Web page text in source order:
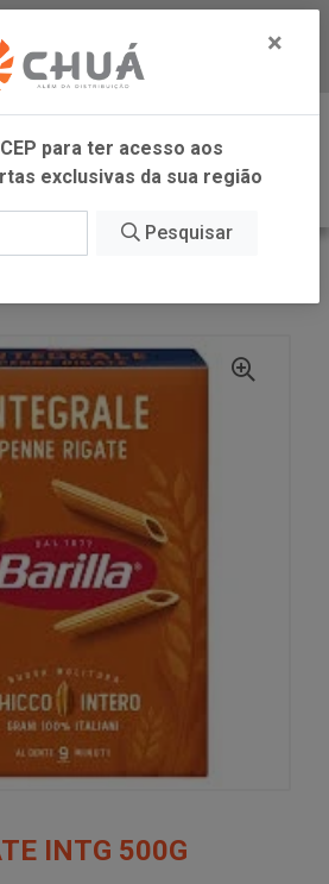
Baixe já nosso APP
0
INTG 500G
×
para ter acesso aos
exclusivas da sua região
Pesquisar